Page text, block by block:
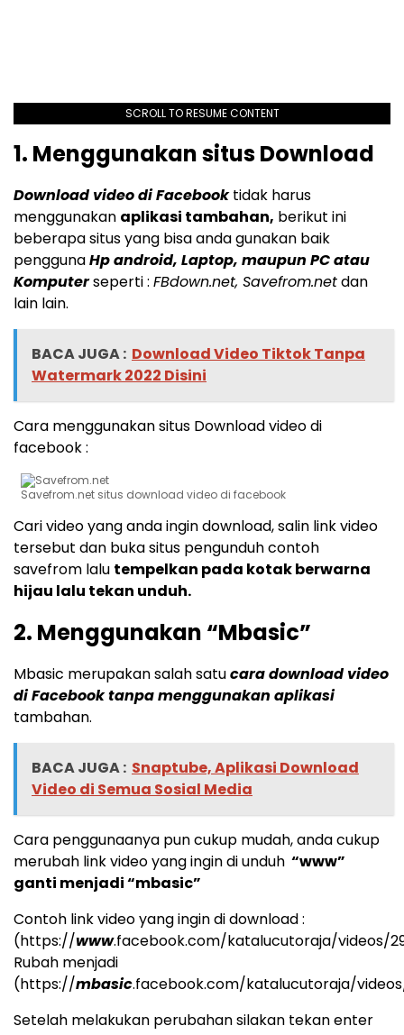
SCROLL TO RESUME CONTENT
1. Menggunakan situs Download
Download video di Facebooktidak harus
menggunakan aplikasi tambahan, berikut ini
beberapa situs yang bisa anda gunakan baik
penggunaHp android, Laptop, maupun PC atau
Komputerseperti : FBdown.net, Savefrom.netdan
lain lain.
BACA JUGA : Download Video Tiktok Tanpa
Watermark 2022 Disini
Cara menggunakan situs Download video di
facebook :
Savefrom.net situs download video di facebook
Cari video yang anda ingin download, salin link video
tersebut dan buka situs pengunduh contoh
savefrom lalu tempelkan pada kotak berwarna
hijau lalu tekan unduh.
2. Menggunakan “Mbasic”
Mbasic merupakan salah satucara download video
di Facebook tanpa menggunakan aplikasi
tambahan.
BACA JUGA : Snaptube, Aplikasi Download
Video di Semua Sosial Media
Cara penggunaanya pun cukup mudah, anda cukup
merubah link video yang ingin di unduh “www”
ganti menjadi “mbasic”
Contoh link video yang ingin di download :
(https://www.facebook.com/katalucutoraja/videos/
Rubah menjadi
(https://mbasic.facebook.com/katalucutoraja/
Setelah melakukan perubahan silakan tekan enter